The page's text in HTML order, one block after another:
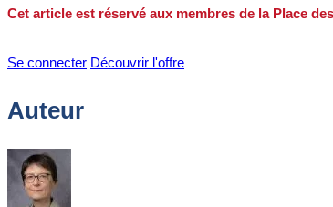
Cet article est réservé aux membres de la Place
Se connecter Découvrir l'offre
Auteur